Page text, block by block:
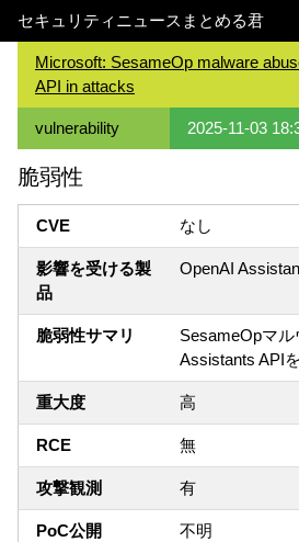
セキュリティニュースまとめる君
Microsoft: SesameOp malware
API in attacks
vulnerability 2025-11-03
脆弱性
CVE なし
影響を受ける製
品
OpenAI
脆弱性サマリ
SesameOpマ
Assistants API
重大度 高
RCE 無
攻撃観測 有
PoC公開 不明